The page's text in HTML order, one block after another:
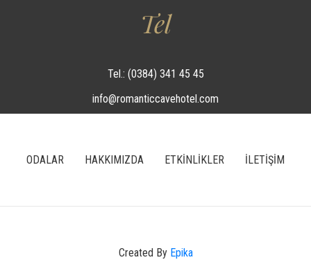
Tel
Tel.: (0384) 341 45 45
info@romanticcavehotel.com
ODALAR HAKKIMIZDA ETKİNLİKLER İLETİŞİM
Created By Epika